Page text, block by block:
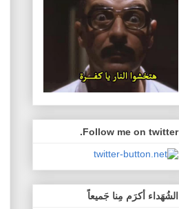
Follow me on twitter.
الشُهَداء أكرَم مِنا جَميعاً